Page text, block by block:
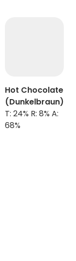
Hot Chocolate
(Dunkelbraun)
T: 24% R: 8% A:
68%